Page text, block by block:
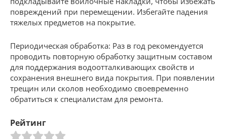
повреждений при перемещении. Избегайте падения
тяжелых предметов на покрытие.
Периодическая обработка: Раз в год рекомендуется
проводить повторную обработку защитным составом
для поддержания водоотталкивающих свойств и
сохранения внешнего вида покрытия. При появлении
трещин или сколов необходимо своевременно
обратиться к специалистам для ремонта.
Рейтинг